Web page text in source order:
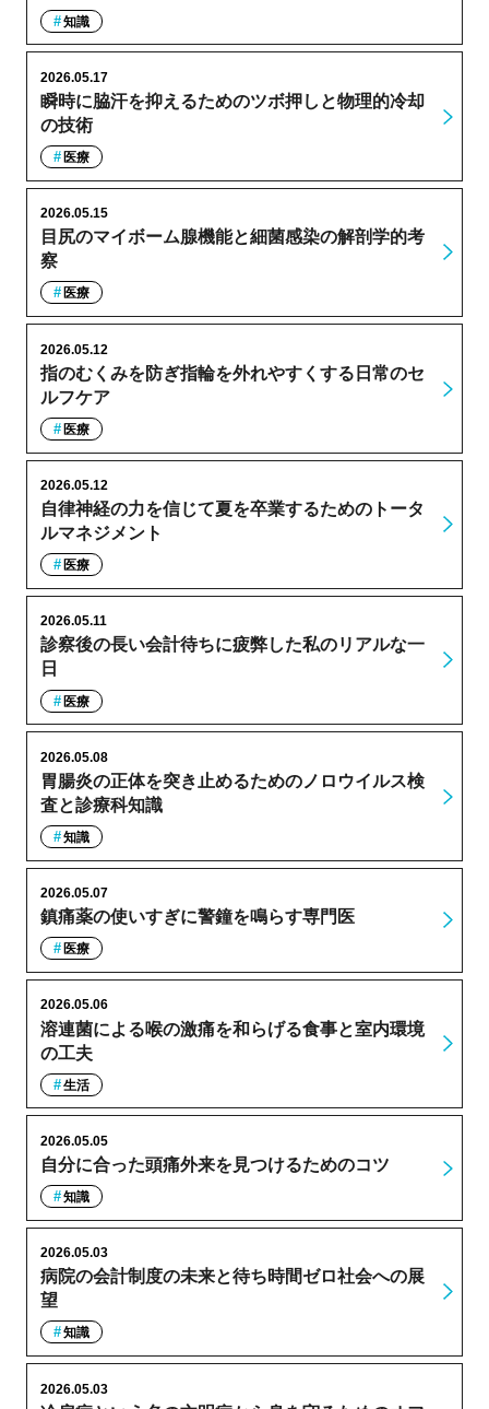
知識
瞬時に脇汗を抑えるためのツボ押しと物理的冷却
の技術
2026.05.17
医療
目尻のマイボーム腺機能と細菌感染の解剖学的考
察
2026.05.15
医療
指のむくみを防ぎ指輪を外れやすくする日常のセ
ルフケア
2026.05.12
医療
自律神経の力を信じて夏を卒業するためのトータ
ルマネジメント
2026.05.12
医療
診察後の長い会計待ちに疲弊した私のリアルな一
日
2026.05.11
医療
胃腸炎の正体を突き止めるためのノロウイルス検
査と診療科知識
2026.05.08
知識
鎮痛薬の使いすぎに警鐘を鳴らす専門医
2026.05.07
医療
溶連菌による喉の激痛を和らげる食事と室内環境
の工夫
2026.05.06
生活
自分に合った頭痛外来を見つけるためのコツ
2026.05.05
知識
病院の会計制度の未来と待ち時間ゼロ社会への展
望
2026.05.03
知識
2026.05.03